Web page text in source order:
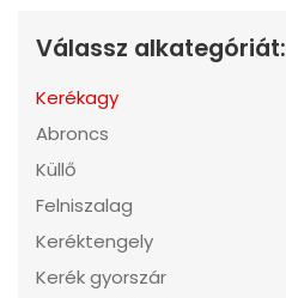
Válassz alkategóriát:
Kerékagy
Abroncs
Küllő
Felniszalag
Keréktengely
Kerék gyorszár